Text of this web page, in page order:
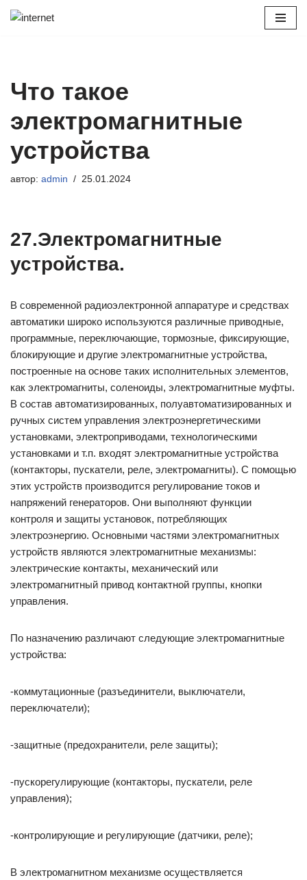
Что такое
электромагнитные
устройства
автор: admin 25.01.2024
27.Электромагнитные
устройства.
В современной радиоэлектронной аппаратуре и средствах
автоматики широко используются различные приводные,
программные, переключающие, тормозные, фиксирующие,
блокирующие и другие электромагнитные устройства,
построенные на основе таких исполнительных элементов,
как электромагниты, соленоиды, электромагнитные муфты.
В состав автоматизированных, полуавтоматизированных и
ручных систем управления электроэнергетическими
установками, электроприводами, технологическими
установками и т.п. входят электромагнитные устройства
(контакторы, пускатели, реле, электромагниты). С помощью
этих устройств производится регулирование токов и
напряжений генераторов. Они выполняют функции
контроля и защиты установок, потребляющих
электроэнергию. Основными частями электромагнитных
устройств являются электромагнитные механизмы:
электрические контакты, механический или
электромагнитный привод контактной группы, кнопки
управления.
По назначению различают следующие электромагнитные
устройства:
-коммутационные (разъединители, выключатели,
переключатели);
-защитные (предохранители, реле защиты);
-пускорегулирующие (контакторы, пускатели, реле
управления);
-контролирующие и регулирующие (датчики, реле);
В электромагнитном механизме осуществляется